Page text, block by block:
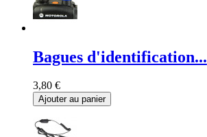
Bagues d'identification...
3,80 €
Ajouter au panier